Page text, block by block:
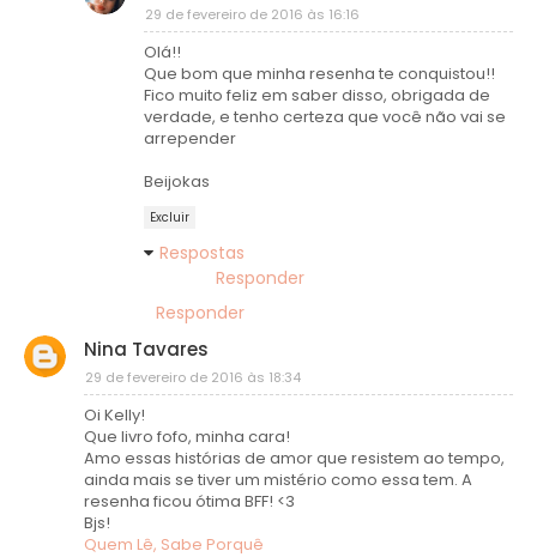
29 de fevereiro de 2016 às 16:16
Olá!!
Que bom que minha resenha te conquistou!!
Fico muito feliz em saber disso, obrigada de
verdade, e tenho certeza que você não vai se
arrepender
Beijokas
Excluir
Respostas
Responder
Responder
Nina Tavares
29 de fevereiro de 2016 às 18:34
Oi Kelly!
Que livro fofo, minha cara!
Amo essas histórias de amor que resistem ao tempo,
ainda mais se tiver um mistério como essa tem. A
resenha ficou ótima BFF! <3
Bjs!
Quem Lê, Sabe Porquê